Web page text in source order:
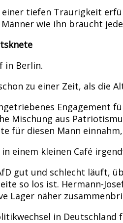
tiefen Traurigkeit
wie ihn braucht
in Berlin.
zu einer Zeit, als die
Engagement
Mischung aus
für diesen Mann
einem kleinen Café
gut und schlecht läuft,
so los ist. Hermann-
Lager näher
in